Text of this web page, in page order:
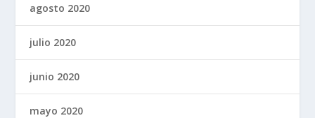
agosto 2020
julio 2020
junio 2020
mayo 2020